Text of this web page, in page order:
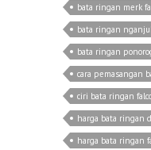
bata ringan merk
bata ringan
bata ringan
cara pemasangan
ciri bata ringan
harga bata ringan
harga bata ringan